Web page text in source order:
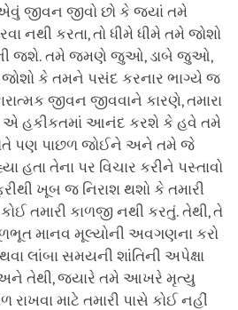
જીવન જીવો છો કે જ્યાં તમે
નથી કરતા, તો ધીમે ધીમે તમે જોશો
જશે. તમે જમણે જુઓ, ડાબે જુઓ,
કે તમને પસંદ કરનાર ભાગ્યે જ
જીવન જીવવાને કારણે, તમારા
એ હકીકતમાં આનંદ કરશે કે હવે તમે
પણ પાછળ જોઈને અને તમે જે
હતા તેના પર વિચાર કરીને પસ્તાવો
ખૂબ જ નિરાશ થશો કે તમારી
તમારી કાળજી નથી કરતું. તેથી, તે
માનવ મૂલ્યોની અવગણના કરો
લાંબા સમયની શાંતિની અપેક્ષા
અને તેથી, જ્યારે તમે આખરે મૃત્યુ
રાખવા માટે તમારી પાસે કોઈ નહીં